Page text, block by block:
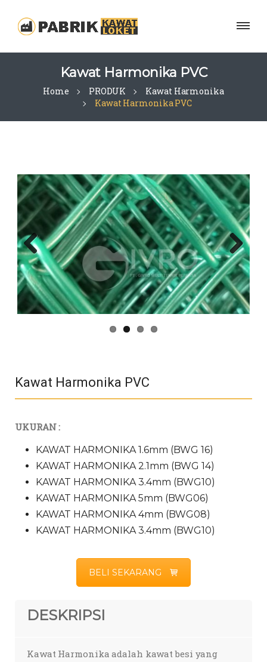
Kawat Harmonika PVC
Home PRODUK
Kawat Harmonika
Kawat Harmonika PVC
Previous Next
Kawat Harmonika PVC
UKURAN :
KAWAT HARMONIKA 1.6mm (BWG 16)
KAWAT HARMONIKA 2.1mm (BWG 14)
KAWAT HARMONIKA 3.4mm (BWG10)
KAWAT HARMONIKA 5mm (BWG06)
KAWAT HARMONIKA 4mm (BWG08)
KAWAT HARMONIKA 3.4mm (BWG10)
BELI SEKARANG
DESKRIPSI
Kawat Harmonika adalah kawat besi yang